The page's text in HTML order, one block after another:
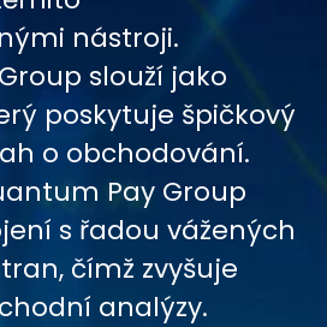
nástroji.
slouží jako
poskytuje špičkový
o obchodování.
Pay Group
s řadou vážených
čímž zvyšuje
analýzy.